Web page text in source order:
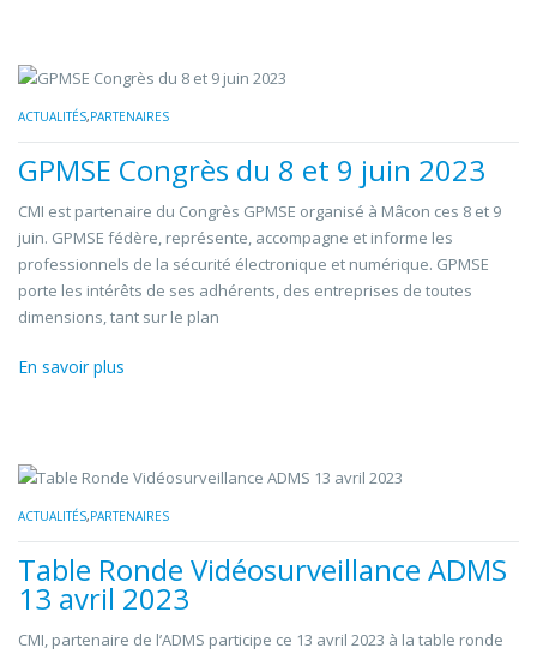
ACTUALITÉS,PARTENAIRES
GPMSE Congrès du 8 et 9 juin 2023
CMI est partenaire du Congrès GPMSE organisé à Mâcon ces 8 et 9
juin. GPMSE fédère, représente, accompagne et informe les
professionnels de la sécurité électronique et numérique. GPMSE
porte les intérêts de ses adhérents, des entreprises de toutes
dimensions, tant sur le plan
En savoir plus
ACTUALITÉS,PARTENAIRES
Table Ronde Vidéosurveillance ADMS
13 avril 2023
CMI, partenaire de l’ADMS participe ce 13 avril 2023 à la table ronde